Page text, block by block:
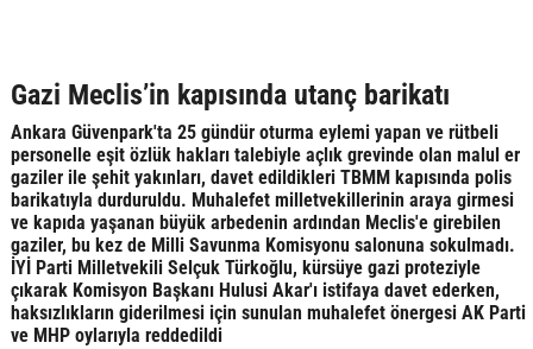
Gazi Meclis’in kapısında utanç barikatı
Ankara Güvenpark'ta 25 gündür oturma eylemi yapan ve rütbeli
personelle eşit özlük hakları talebiyle açlık grevinde olan malul er
gaziler ile şehit yakınları, davet edildikleri TBMM kapısında polis
barikatıyla durduruldu. Muhalefet milletvekillerinin araya girmesi
ve kapıda yaşanan büyük arbedenin ardından Meclis'e girebilen
gaziler, bu kez de Milli Savunma Komisyonu salonuna sokulmadı.
İYİ Parti Milletvekili Selçuk Türkoğlu, kürsüye gazi proteziyle
çıkarak Komisyon Başkanı Hulusi Akar'ı istifaya davet ederken,
haksızlıkların giderilmesi için sunulan muhalefet önergesi AK Parti
ve MHP oylarıyla reddedildi